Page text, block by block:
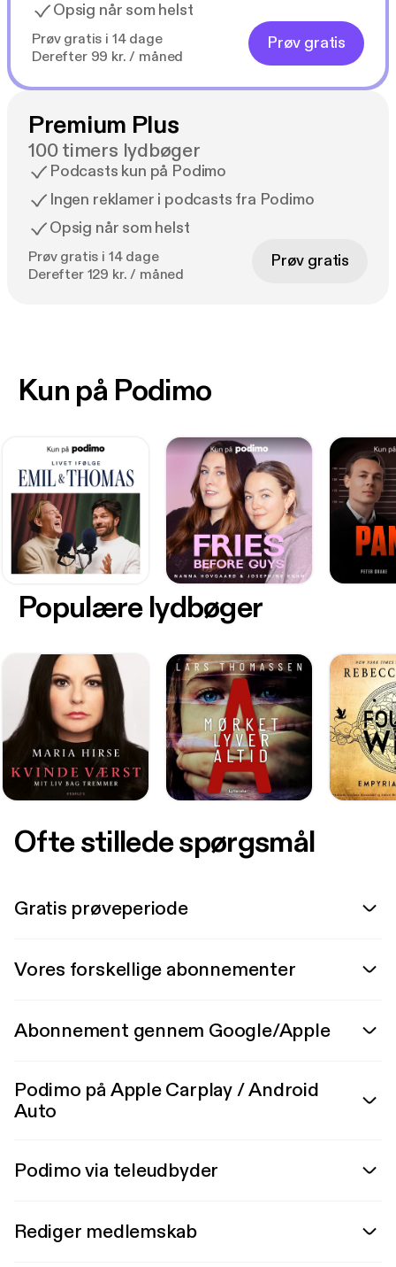
Opsig når som helst
Prøv gratis i 14 dage
Derefter 99 kr. / måned
Prøv gratis
Premium Plus
100 timers lydbøger
Podcasts kun på Podimo
Ingen reklamer i podcasts fra Podimo
Opsig når som helst
Prøv gratis i 14 dage
Derefter 129 kr. / måned
Prøv gratis
Kun på Podimo
Populære lydbøger
Ofte stillede spørgsmål
Gratis prøveperiode
Vores forskellige abonnementer
Abonnement gennem Google/Apple
Podimo på Apple Carplay / Android
Auto
Podimo via teleudbyder
Rediger medlemskab